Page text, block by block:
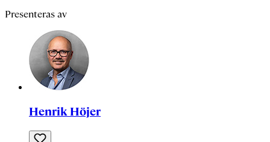
Presenteras av
Henrik Höjer